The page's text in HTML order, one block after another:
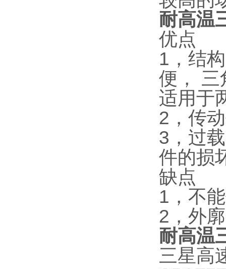
耐高温
优点
1，结
便， 三
适用于
2，传
3，过
件的损
缺点
1，不
2，外
耐高温
三星高